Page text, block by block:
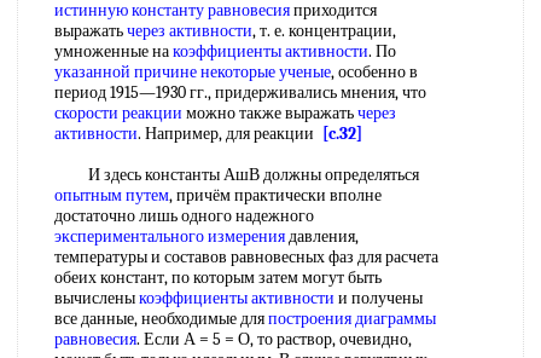
истинную константу равновесияприходится
выражатьчерез активности, т. е. концентрации,
умноженные накоэффициенты активности. По
указанной причиненекоторые ученые, особенно в
период 1915—1930 гг., придерживались мнения, что
скорости реакции можно также выражатьчерез
активности. Например, для реакции
[c.32]
И здесь константы АшВ должны определяться
опытным путем, причём практически вполне
достаточно лишь одного надежного
экспериментального измерениядавления,
температуры и составов равновесных фаз для расчета
обеих констант, по которым затем могут быть
вычисленыкоэффициенты активности и получены
все данные, необходимые дляпостроения диаграммы
равновесия. Если А = 5 = О, то раствор, очевидно,